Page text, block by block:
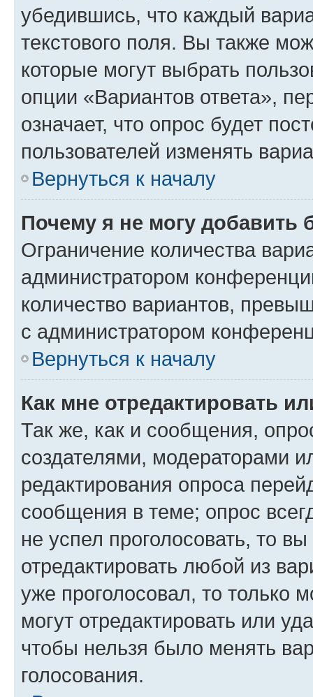
убедившись, что каждый
текстового поля. Вы также
которые могут выбрать
опции «Вариантов ответа»,
означает, что опрос будет
пользователей изменять
Вернуться к началу
Почему я не могу добавить
Ограничение количества
администратором
количество вариантов,
с администратором
Вернуться к началу
Как мне отредактировать
Так же, как и сообщения,
создателями, модераторами
редактирования опроса
сообщения в теме; опрос
не успел проголосовать, то
отредактировать любой из
уже проголосовал, то только
могут отредактировать или
чтобы нельзя было менять
голосования.